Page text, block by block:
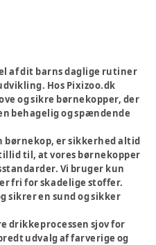
af dit barns daglige rutiner
Hos Pixizoo.dk
og sikre børnekopper, der
behagelig og spændende
børnekop, er sikkerhed altid
til, at vores børnekopper
Vi bruger kun
fri for skadelige stoffer.
sikrer en sund og sikker
drikkeprocessen sjov for
udvalg af farverige og